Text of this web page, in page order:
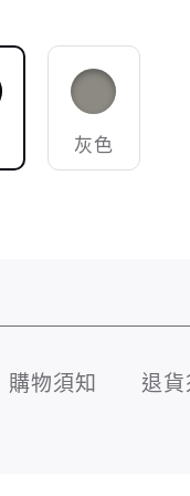
灰色
購物須知 退